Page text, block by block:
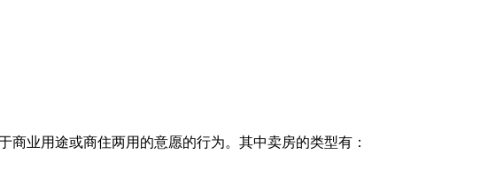
业用途或商住两用的意愿的行为。其中卖房的类型有：